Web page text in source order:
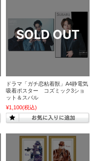
ドラマ「ガチ恋粘着獣」A4静電気
吸着ポスター コズミック3ショ
ット＆スバル
¥1,100(税込)